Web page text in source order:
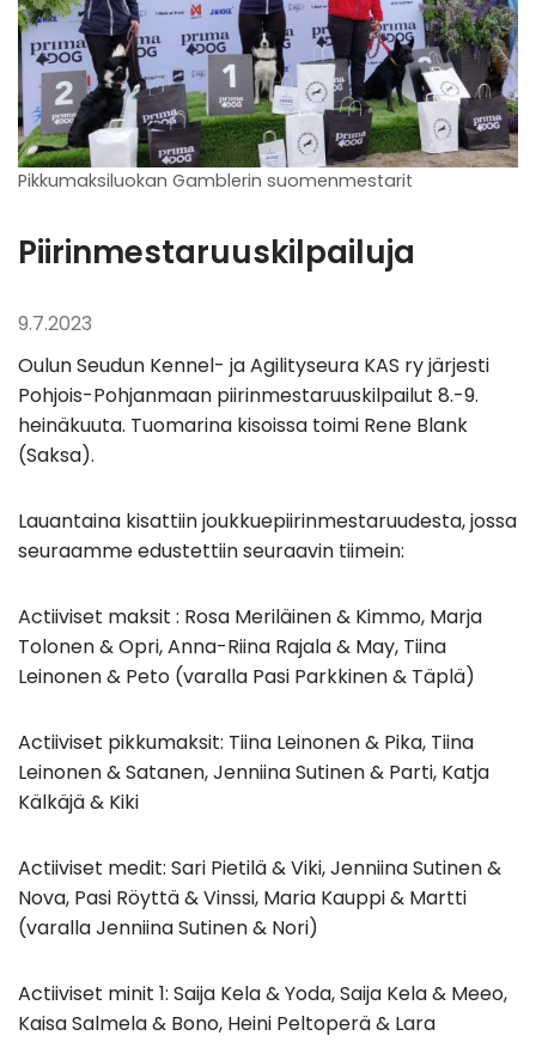
Pikkumaksiluokan Gamblerin suomenmestarit
Piirinmestaruuskilpailuja
9.7.2023
Oulun Seudun Kennel- ja Agilityseura KAS ry järjesti
Pohjois-Pohjanmaan piirinmestaruuskilpailut 8.-9.
heinäkuuta. Tuomarina kisoissa toimi Rene Blank
(Saksa).
Lauantaina kisattiin joukkuepiirinmestaruudesta, jossa
seuraamme edustettiin seuraavin tiimein:
Actiiviset maksit : Rosa Meriläinen & Kimmo, Marja
Tolonen & Opri, Anna-Riina Rajala & May, Tiina
Leinonen & Peto (varalla Pasi Parkkinen & Täplä)
Actiiviset pikkumaksit: Tiina Leinonen & Pika, Tiina
Leinonen & Satanen, Jenniina Sutinen & Parti, Katja
Kälkäjä & Kiki
Actiiviset medit: Sari Pietilä & Viki, Jenniina Sutinen &
Nova, Pasi Röyttä & Vinssi, Maria Kauppi & Martti
(varalla Jenniina Sutinen & Nori)
Actiiviset minit 1: Saija Kela & Yoda, Saija Kela & Meeo,
Kaisa Salmela & Bono, Heini Peltoperä & Lara